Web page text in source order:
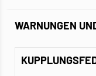
WARNUNGEN